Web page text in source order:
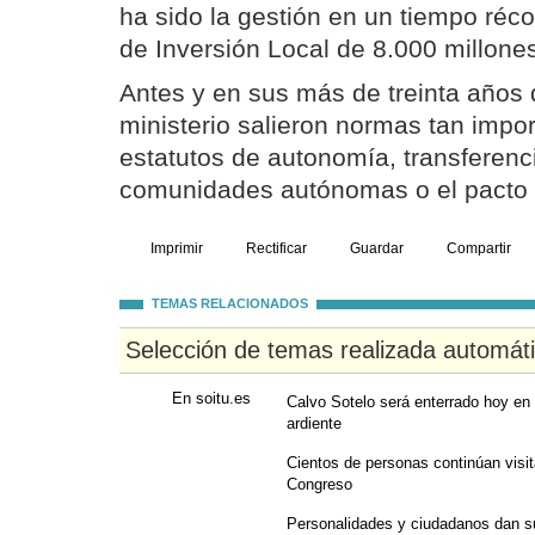
ha sido la gestión en un tiempo
de Inversión Local de 8.000
Antes y en sus más de treinta años
ministerio salieron normas tan
estatutos de autonomía,
comunidades autónomas o el
Imprimir Rectificar Guardar Compartir
TEMAS RELACIONADOS
Selección de temas realizada
En soitu.es
Calvo Sotelo será enterrado hoy
ardiente
Cientos de personas continúan
Congreso
Personalidades y ciudadanos dan